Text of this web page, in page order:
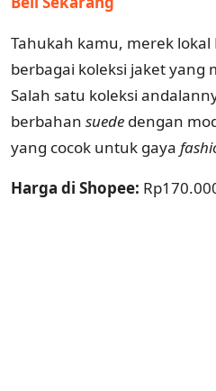
Tahukah kamu, merek
berbagai koleksi jaket yang
Salah satu koleksi
berbahan suede dengan
yang cocok untuk gaya
Harga di Shopee: